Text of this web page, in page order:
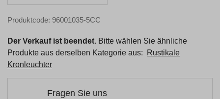
Produktcode: 96001035-5CC
Der Verkauf ist beendet. Bitte wählen Sie ähnliche
Produkte aus derselben Kategorie aus:
Rustikale
Kronleuchter
Fragen Sie uns